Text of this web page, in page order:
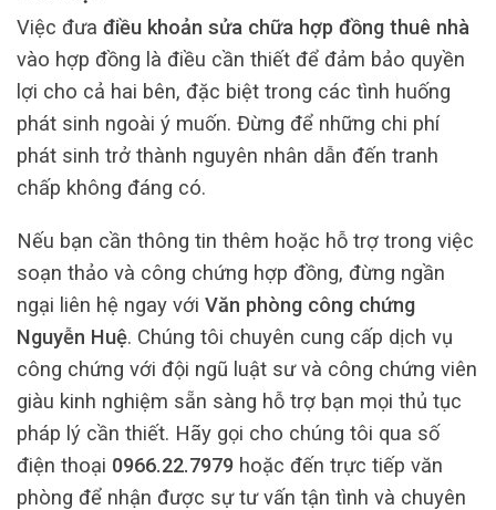
Việc đưa điều khoản sửa chữa hợp đồng thuê nhà
vào hợp đồng là điều cần thiết để đảm bảo quyền
lợi cho cả hai bên, đặc biệt trong các tình huống
phát sinh ngoài ý muốn. Đừng để những chi phí
phát sinh trở thành nguyên nhân dẫn đến tranh
chấp không đáng có.
Nếu bạn cần thông tin thêm hoặc hỗ trợ trong việc
soạn thảo và công chứng hợp đồng, đừng ngần
ngại liên hệ ngay với Văn phòng công chứng
Nguyễn Huệ. Chúng tôi chuyên cung cấp dịch vụ
công chứng với đội ngũ luật sư và công chứng viên
giàu kinh nghiệm sẵn sàng hỗ trợ bạn mọi thủ tục
pháp lý cần thiết. Hãy gọi cho chúng tôi qua số
điện thoại 0966.22.7979 hoặc đến trực tiếp văn
phòng để nhận được sự tư vấn tận tình và chuyên